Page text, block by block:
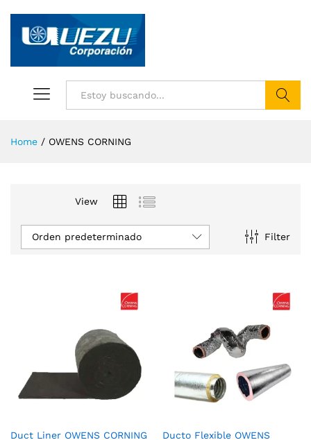
Home / OWENS CORNING
View
Filter
Orden predeterminado
Duct Liner OWENS CORNING
Ducto Flexible OWENS